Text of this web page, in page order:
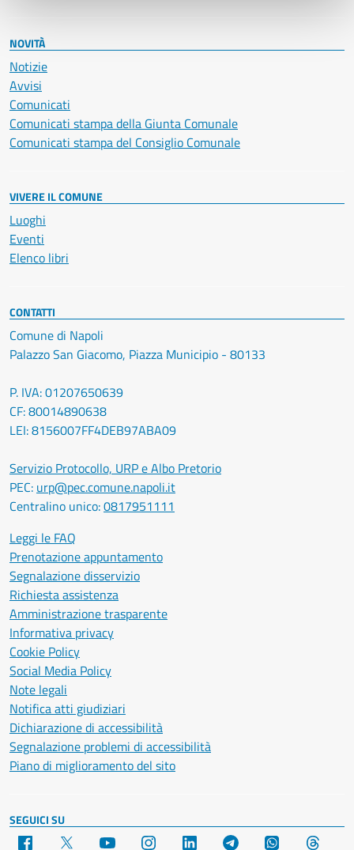
NOVITÀ
Notizie
Avvisi
Comunicati
Comunicati stampa della Giunta Comunale
Comunicati stampa del Consiglio Comunale
VIVERE IL COMUNE
Luoghi
Eventi
Elenco libri
CONTATTI
Comune di Napoli
Palazzo San Giacomo, Piazza Municipio - 80133
P. IVA: 01207650639
CF: 80014890638
LEI: 8156007FF4DEB97ABA09
Servizio Protocollo, URP e Albo Pretorio
PEC: urp@pec.comune.napoli.it
Centralino unico:0817951111
Leggi le FAQ
Prenotazione appuntamento
Segnalazione disservizio
Richiesta assistenza
Amministrazione trasparente
Informativa privacy
Cookie Policy
Social Media Policy
Note legali
Notifica atti giudiziari
Dichiarazione di accessibilità
Segnalazione problemi di accessibilità
Piano di miglioramento del sito
SEGUICI SU
Facebook YouTube Instagram LinkedIn Telegram WhatsApp